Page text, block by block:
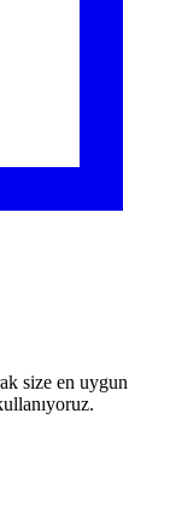
size en uygun